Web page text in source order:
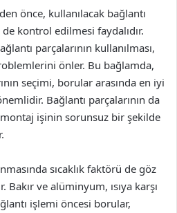
önce, kullanılacak bağlantı
kontrol edilmesi faydalıdır.
parçalarının kullanılması,
önler. Bu bağlamda,
seçimi, borular arasında en iyi
Bağlantı parçalarının da
montaj işinin sorunsuz bir şekilde
sıcaklık faktörü de göz
ve alüminyum, ısıya karşı
işlemi öncesi borular,